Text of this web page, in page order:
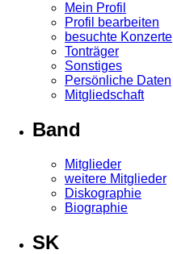
Mein Profil
Profil bearbeiten
besuchte Konzerte
Tonträger
Sonstiges
Persönliche Daten
Mitgliedschaft
Band
Mitglieder
weitere Mitglieder
Diskographie
Biographie
SK